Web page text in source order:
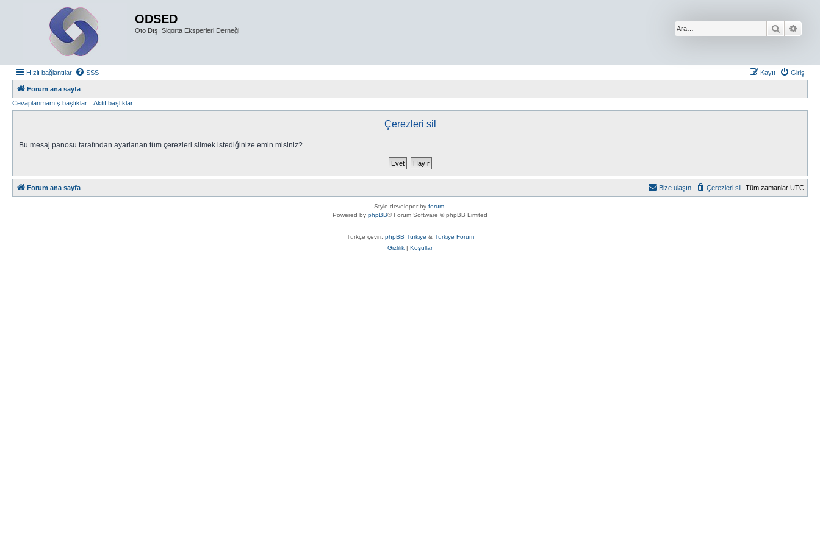
ODSED
Oto Dışı Sigorta Eksperleri Derneği Ara
Hızlı bağlantılar SSS Giriş
Kayıt
Forum ana sayfa
Cevaplanmamış başlıklar
Aktif başlıklar
Çerezleri sil
Bu mesaj panosu tarafından ayarlanan tüm çerezleri silmek istediğinize emin misiniz?
Forum ana sayfa Tüm zamanlar UTC
Çerezleri sil
Bize ulaşın
Style developer by forum
Powered by phpBB® Forum Software © phpBB Limited
Türkçe çeviri: phpBB Türkiye & Türkiye Forum
Gizlilik | Koşullar